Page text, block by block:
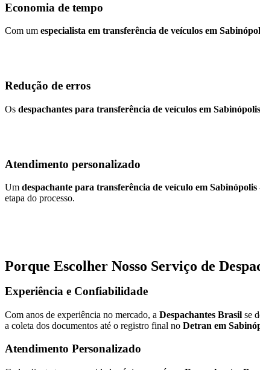
Economia de tempo
Com um especialista em transferência de veículos em
Redução de erros
Os despachantes para transferência de veículos em
Atendimento personalizado
Um despachante para transferência de veículo em
etapa do processo.
Porque Escolher Nosso Serviço de
Experiência e Confiabilidade
Com anos de experiência no mercado, a Despachantes Brasil se
a coleta dos documentos até o registro final no Detran em
Atendimento Personalizado